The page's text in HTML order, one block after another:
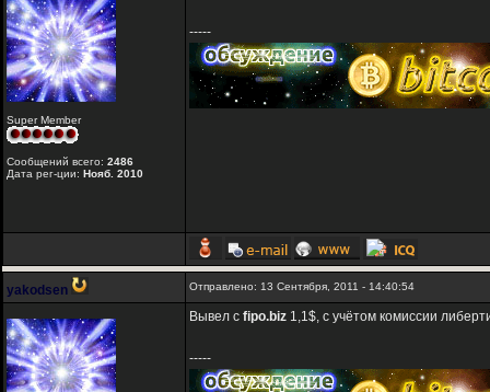
Super Member
Сообщений всего: 2486
Дата рег-ции: Нояб. 2010
-----
yakodsen Отправлено: 13 Сентября, 2011 - 14:40:54
Вывел с fipo.biz 1,1$, с учётом комиссии
-----